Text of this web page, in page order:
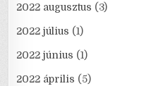
2022 augusztus (3)
2022 július (1)
2022 június (1)
2022 április (5)